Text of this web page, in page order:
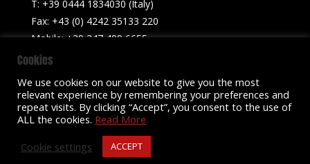
T: +39 0444 1834030 (Italy)
Fax: +43 (0) 4242 35133 220
Mobile: +39 347 499 6655​
info@nortecsport.com
© NORTEC Sport 2012-2026
Sales Conditions
Cookies
We use cookies on our website to give you the most
relevant experience by remembering your preferences and
repeat visits. By clicking “Accept”, you consent to the use of
ALL the cookies. Read More
Cookie settings
ACCEPT